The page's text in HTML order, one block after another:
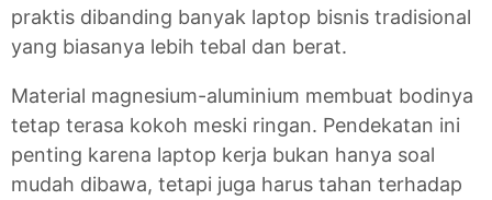
praktis dibanding banyak laptop bisnis tradisional
yang biasanya lebih tebal dan berat.
Material magnesium-aluminium membuat bodinya
tetap terasa kokoh meski ringan. Pendekatan ini
penting karena laptop kerja bukan hanya soal
mudah dibawa, tetapi juga harus tahan terhadap